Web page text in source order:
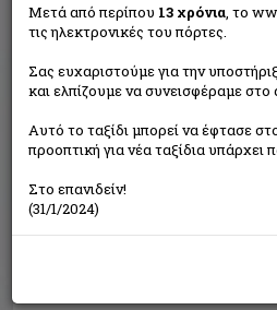
Δεν
Μετά από περίπου 13 χρόνια, το
τις ηλεκτρονικές του πόρτες.
Σας ευχαριστούμε για την
και ελπίζουμε να συνεισφέραμε στο
Αυτό το ταξίδι μπορεί να έφτασε
προοπτική για νέα ταξίδια υπάρχει
Στο επανιδείν!
(31/1/2024)